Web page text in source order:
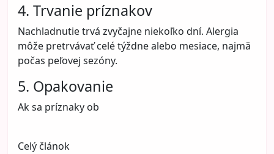
4. Trvanie príznakov
Nachladnutie trvá zvyčajne niekoľko dní. Alergia
môže pretrvávať celé týždne alebo mesiace, najmä
počas peľovej sezóny.
5. Opakovanie
Ak sa príznaky ob
Celý článok